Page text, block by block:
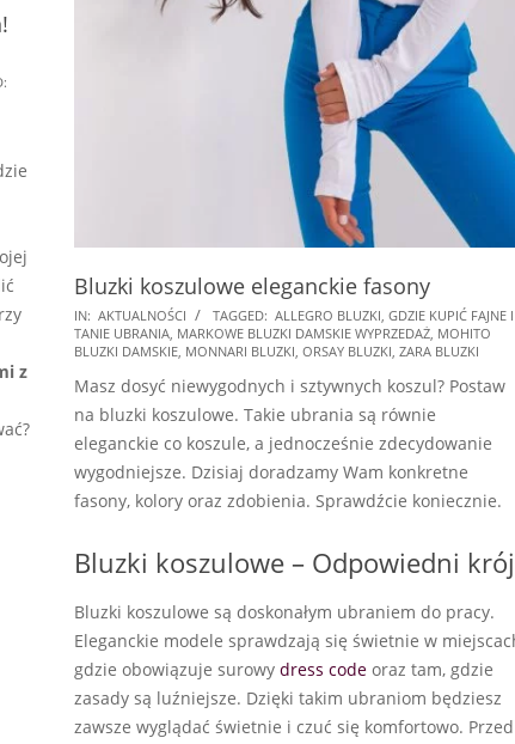
z
Bluzki koszulowe eleganckie fasony
2024-
10-
IN: AKTUALNOŚCI TAGGED: ALLEGRO BLUZKI GDZIE KUPIĆ FAJNE I
TANIE UBRANIA MARKOWE BLUZKI DAMSKIE WYPRZEDAŻ MOHITO
BLUZKI DAMSKIE MONNARI BLUZKI ORSAY BLUZKI ZARA BLUZKI
Masz dosyć niewygodnych i sztywnych koszul? Postaw
na bluzki koszulowe. Takie ubrania są równie
eleganckie co koszule, a jednocześnie zdecydowanie
wygodniejsze. Dzisiaj doradzamy Wam konkretne
fasony, kolory oraz zdobienia. Sprawdźcie koniecznie.
Bluzki koszulowe – Odpowiedni krój
Bluzki koszulowe są doskonałym ubraniem do pracy.
Eleganckie modele sprawdzają się świetnie w
gdzie obowiązuje surowy dress code oraz tam, gdzie
zasady są luźniejsze. Dzięki takim ubraniom będziesz
zawsze wyglądać świetnie i czuć się komfortowo. Przed